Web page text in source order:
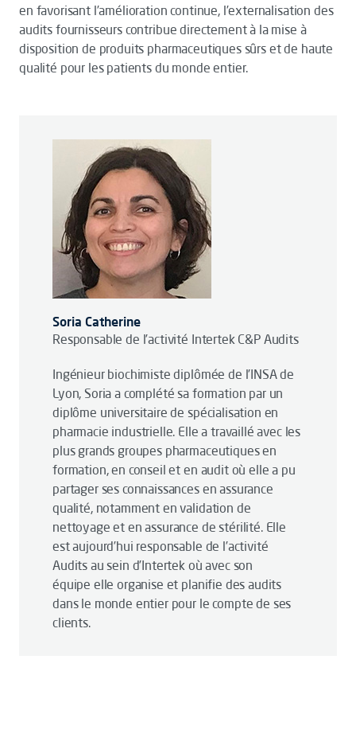
en favorisant l’amélioration continue, l’externalisation des
audits fournisseurs contribue directement à la mise à
disposition de produits pharmaceutiques sûrs et de haute
qualité pour les patients du monde entier.
Soria Catherine
Responsable de l’activité Intertek C&P Audits
Ingénieur biochimiste diplômée de l’INSA de
Lyon, Soria a complété sa formation par un
diplôme universitaire de spécialisation en
pharmacie industrielle. Elle a travaillé avec les
plus grands groupes pharmaceutiques en
formation, en conseil et en audit où elle a pu
partager ses connaissances en assurance
qualité, notamment en validation de
nettoyage et en assurance de stérilité. Elle
est aujourd’hui responsable de l’activité
Audits au sein d’Intertek où avec son
équipe elle organise et planifie des audits
dans le monde entier pour le compte de ses
clients.